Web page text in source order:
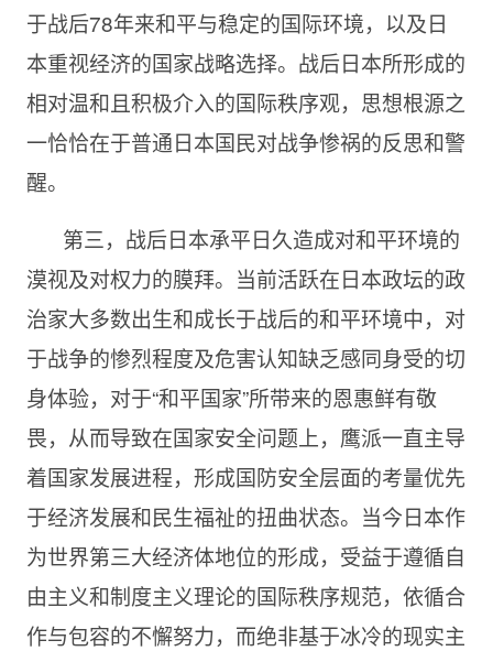
于战后78年来和平与稳定的国际环境，以及日
本重视经济的国家战略选择。战后日本所形成的
相对温和且积极介入的国际秩序观，思想根源之
一恰恰在于普通日本国民对战争惨祸的反思和警
醒。
第三，战后日本承平日久造成对和平环境的
漠视及对权力的膜拜。当前活跃在日本政坛的政
治家大多数出生和成长于战后的和平环境中，对
于战争的惨烈程度及危害认知缺乏感同身受的切
身体验，对于“和平国家”所带来的恩惠鲜有敬
畏，从而导致在国家安全问题上，鹰派一直主导
着国家发展进程，形成国防安全层面的考量优先
于经济发展和民生福祉的扭曲状态。当今日本作
为世界第三大经济体地位的形成，受益于遵循自
由主义和制度主义理论的国际秩序规范，依循合
作与包容的不懈努力，而绝非基于冰冷的现实主